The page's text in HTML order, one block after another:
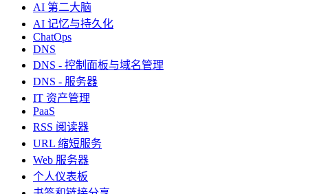
AI 第二大脑
AI 记忆与持久化
ChatOps
DNS
DNS - 控制面板与域名管理
DNS - 服务器
IT 资产管理
PaaS
RSS 阅读器
URL 缩短服务
Web 服务器
个人仪表板